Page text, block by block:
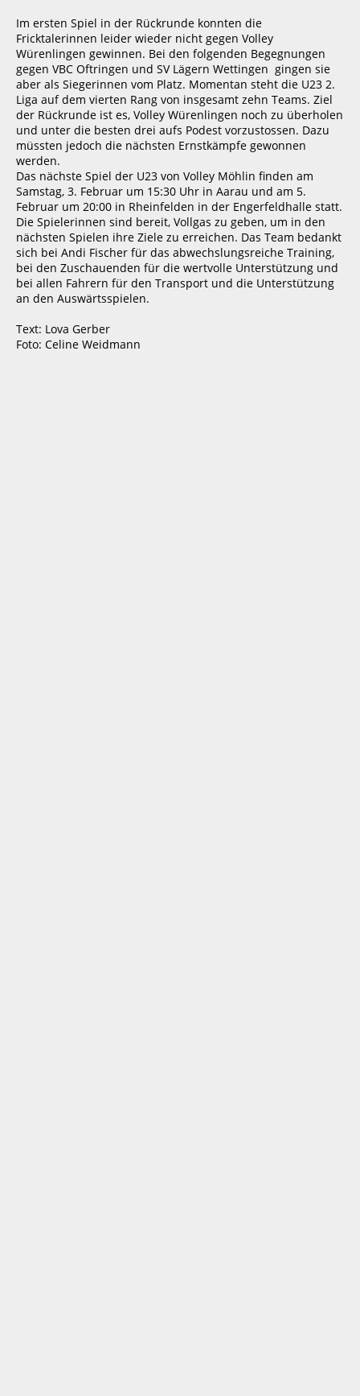
Im ersten Spiel in der Rückrunde konnten die
Fricktalerinnen leider wieder nicht gegen Volley
Würenlingen gewinnen. Bei den folgenden Begegnungen
gegen VBC Oftringen und SV Lägern Wettingen gingen sie
aber als Siegerinnen vom Platz. Momentan steht die U23 2.
Liga auf dem vierten Rang von insgesamt zehn Teams. Ziel
der Rückrunde ist es, Volley Würenlingen noch zu überholen
und unter die besten drei aufs Podest vorzustossen. Dazu
müssten jedoch die nächsten Ernstkämpfe gewonnen
werden.
Das nächste Spiel der U23 von Volley Möhlin finden am
Samstag, 3. Februar um 15:30 Uhr in Aarau und am 5.
Februar um 20:00 in Rheinfelden in der Engerfeldhalle statt.
Die Spielerinnen sind bereit, Vollgas zu geben, um in den
nächsten Spielen ihre Ziele zu erreichen. Das Team bedankt
sich bei Andi Fischer für das abwechslungsreiche Training,
bei den Zuschauenden für die wertvolle Unterstützung und
bei allen Fahrern für den Transport und die Unterstützung
an den Auswärtsspielen.
Text: Lova Gerber
Foto: Celine Weidmann